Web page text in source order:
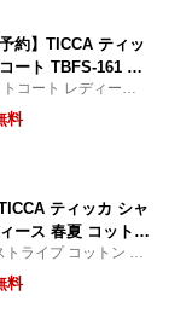
予約】TICCA ティッ
ート TBFS-161 レ
秋 冬 春 ロングコ
シルエット オーバ
コート レディース
CROCHET クロシェ
料
ティッカ シャ
ース 春夏 コットン
アウター 羽織
染む 体型カバー
ライプ コットン CR
料